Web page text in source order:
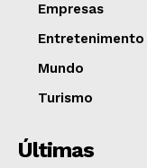
Empresas
Entretenimento
Mundo
Turismo
Últimas